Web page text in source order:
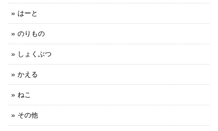
はーと
のりもの
しょくぶつ
かえる
ねこ
その他